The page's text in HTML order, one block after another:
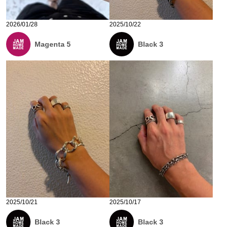
2026/01/28
Magenta 5
2025/10/22
Black 3
2025/10/21
Black 3
2025/10/17
Black 3